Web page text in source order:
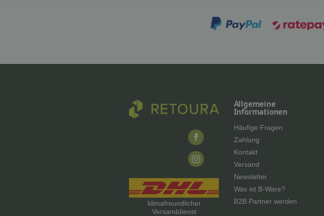
klimafreundlicher
Versanddienst
Allgemeine
Informationen
Häufige Fragen
Zahlung
Kontakt
Versand
Newsletter
Was ist B-Ware?
B2B Partner werden